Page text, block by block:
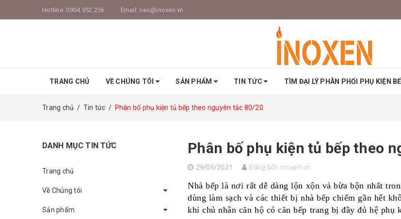
Hotline: 0904.952.256 Email: ceo@inoxen.vn
TRANG CHỦ VỀ CHÚNG TÔI SẢN PHẨM TIN TỨC TÌM ĐẠI LÝ PHÂN PHỐI PHỤ KIỆN
Trang chủ / Tin tức / Phân bố phụ kiện tủ bếp theo nguyên tắc 80/20
Phân bố phụ kiện tủ bếp theo
29/05/2021 Đăng bởi: inoxen-vn
Nhà bếp là nơi rất dễ dàng lộn xộn và bừa bộn nhất
dùng làm sạch và các thiết bị nhà bếp chiếm gần hết
khi chủ nhân căn hộ có căn bếp trang bị đầy đủ hệ phụ
DANH MỤC TIN TỨC
Trang chủ
Về Chúng tôi
Sản phẩm